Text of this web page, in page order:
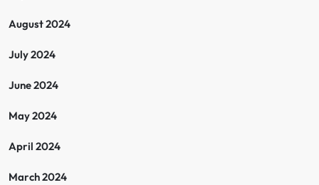
August 2024
July 2024
June 2024
May 2024
April 2024
March 2024